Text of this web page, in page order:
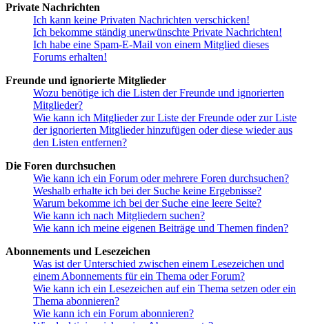
Private Nachrichten
Ich kann keine Privaten Nachrichten verschicken!
Ich bekomme ständig unerwünschte Private Nachrichten!
Ich habe eine Spam-E-Mail von einem Mitglied dieses
Forums erhalten!
Freunde und ignorierte Mitglieder
Wozu benötige ich die Listen der Freunde und ignorierten
Mitglieder?
Wie kann ich Mitglieder zur Liste der Freunde oder zur Liste
der ignorierten Mitglieder hinzufügen oder diese wieder aus
den Listen entfernen?
Die Foren durchsuchen
Wie kann ich ein Forum oder mehrere Foren durchsuchen?
Weshalb erhalte ich bei der Suche keine Ergebnisse?
Warum bekomme ich bei der Suche eine leere Seite?
Wie kann ich nach Mitgliedern suchen?
Wie kann ich meine eigenen Beiträge und Themen finden?
Abonnements und Lesezeichen
Was ist der Unterschied zwischen einem Lesezeichen und
einem Abonnements für ein Thema oder Forum?
Wie kann ich ein Lesezeichen auf ein Thema setzen oder ein
Thema abonnieren?
Wie kann ich ein Forum abonnieren?